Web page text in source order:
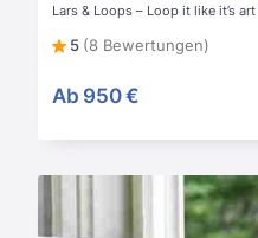
Lars & Loops – Loop it like it’s art
5 (8 Bewertungen)
Ab 950 €